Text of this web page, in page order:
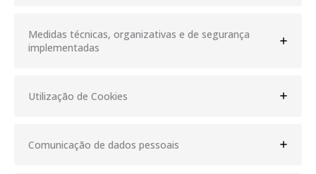
Medidas técnicas, organizativas e de segurança
implementadas
Utilização de Cookies
Comunicação de dados pessoais